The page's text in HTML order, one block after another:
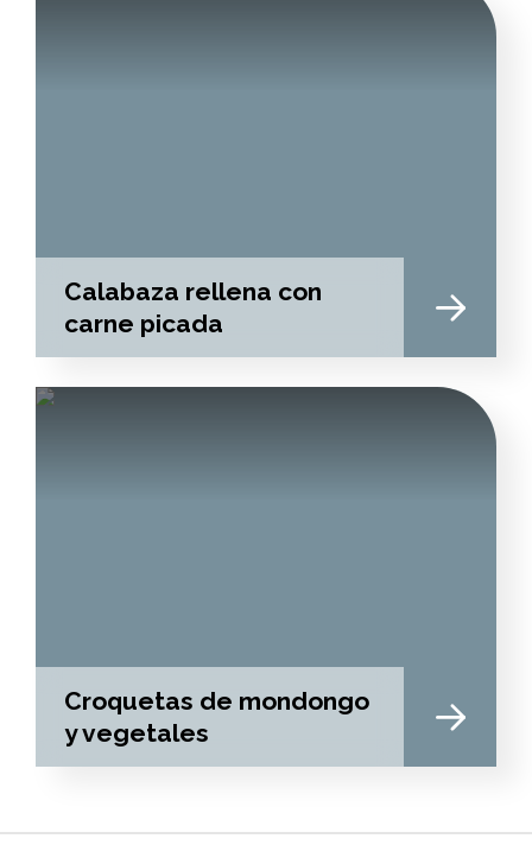
Calabaza rellena con
carne picada
Croquetas de mondongo
y vegetales